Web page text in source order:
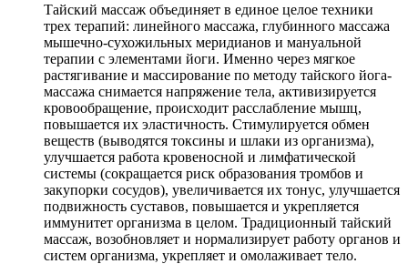
Тайский массаж объединяет в единое целое техники
трех терапий: линейного массажа, глубинного массажа
мышечно-сухожильных меридианов и мануальной
терапии с элементами йоги. Именно через мягкое
растягивание и массирование по методу тайского йога-
массажа снимается напряжение тела, активизируется
кровообращение, происходит расслабление мышц,
повышается их эластичность. Стимулируется обмен
веществ (выводятся токсины и шлаки из организма),
улучшается работа кровеносной и лимфатической
системы (сокращается риск образования тромбов и
закупорки сосудов), увеличивается их тонус, улучшается
подвижность суставов, повышается и укрепляется
иммунитет организма в целом. Традиционный тайский
массаж, возобновляет и нормализирует работу органов и
систем организма, укрепляет и омолаживает тело.